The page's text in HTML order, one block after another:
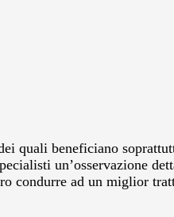
quali beneficiano
un’osservazione
condurre ad un miglior